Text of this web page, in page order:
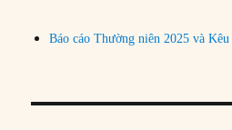
Báo cáo Thường niên 2025 và